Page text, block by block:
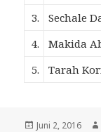
3.
Sechale
4.
Makida
5.
Tarah
Veröffentlicht
Juni 2, 2016